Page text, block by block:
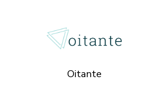
Oitante